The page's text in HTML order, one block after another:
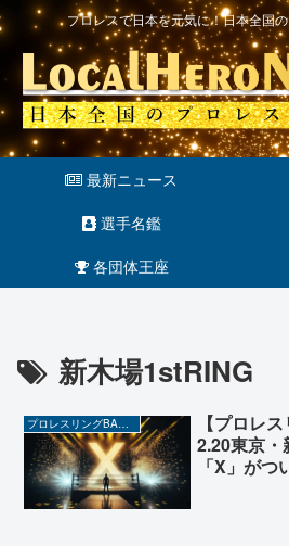
プロレスで日本を元気に！日本全国
最新ニュース
選手名鑑
各団体王座
新木場1stRING
プロレスリングBASARA
【プロレ
2.20東京
「X」が